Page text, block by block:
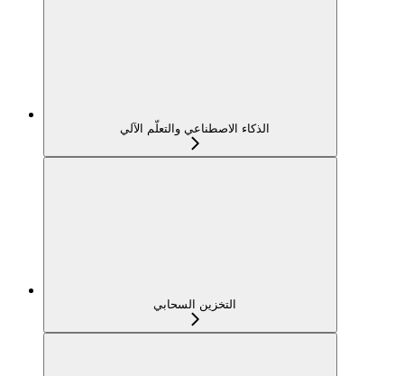
الذكاء الاصطناعي والتعلّم الآلي
التخزين السحابي